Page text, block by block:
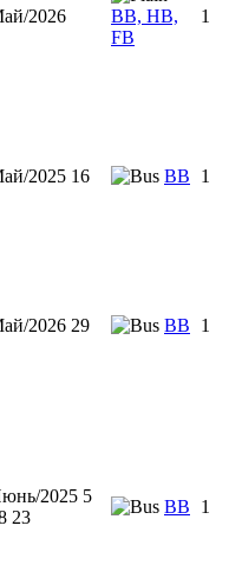
2026
BB, HB,
FB
1
2025 16 BB 1
2026 29 BB 1
2025 5
23
BB 1